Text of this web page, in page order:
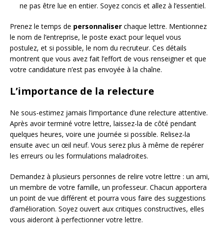
ne pas être lue en entier. Soyez concis et allez à l’essentiel.
Prenez le temps de personnaliser chaque lettre. Mentionnez
le nom de l’entreprise, le poste exact pour lequel vous
postulez, et si possible, le nom du recruteur. Ces détails
montrent que vous avez fait l’effort de vous renseigner et que
votre candidature n’est pas envoyée à la chaîne.
L’importance de la relecture
Ne sous-estimez jamais l’importance d’une relecture attentive.
Après avoir terminé votre lettre, laissez-la de côté pendant
quelques heures, voire une journée si possible. Relisez-la
ensuite avec un œil neuf. Vous serez plus à même de repérer
les erreurs ou les formulations maladroites.
Demandez à plusieurs personnes de relire votre lettre : un ami,
un membre de votre famille, un professeur. Chacun apportera
un point de vue différent et pourra vous faire des suggestions
d’amélioration. Soyez ouvert aux critiques constructives, elles
vous aideront à perfectionner votre lettre.